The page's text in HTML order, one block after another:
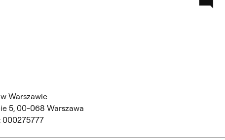
Warszawie
5, 00-068 Warszawa
000275777